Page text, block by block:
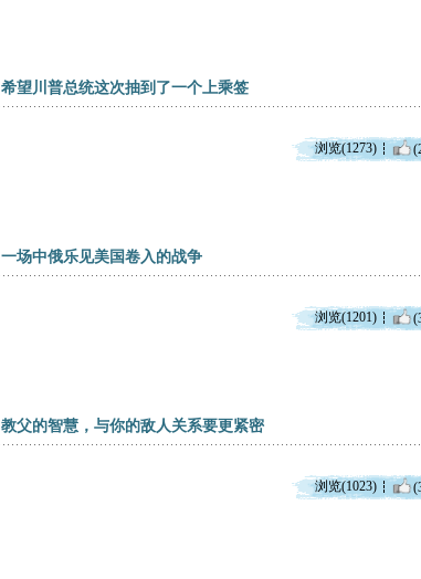
希望川普总统这次抽到了一个上乘签
浏览(1273)
一场中俄乐见美国卷入的战争
浏览(1201)
教父的智慧，与你的敌人关系要更紧密
浏览(1023)